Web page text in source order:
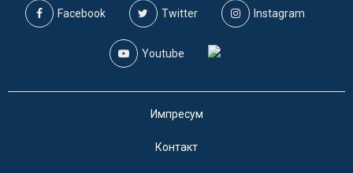
Facebook Twitter Instagram
Youtube
Импресум
Контакт